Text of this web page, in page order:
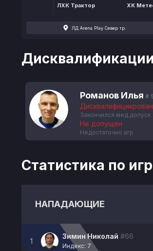
ЛХК Трактор ХК
ЛД Arena Play Север тр.
Романов Илья #
Дисквалифицикрован
Закончился мед.допуск
Не допущен
Недостаточно игр
Статистика по
НАПАДАЮЩИЕ
1
Зимин Николай #66
Индекс: 7